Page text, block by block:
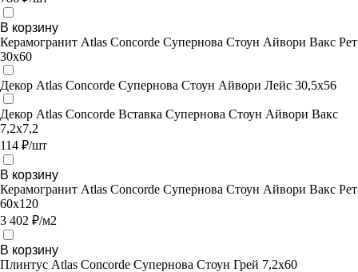
В корзину
Керамогранит Atlas Concorde Супернова Стоун Айвори Вакс Рет
30х60
Декор Atlas Concorde Супернова Стоун Айвори Лейс 30,5х56
Декор Atlas Concorde Вставка Супернова Стоун Айвори Вакс
7,2х7,2
114 ₽/шт
В корзину
Керамогранит Atlas Concorde Супернова Стоун Айвори Вакс Рет
60х120
3 402 ₽/м2
В корзину
Плинтус Atlas Concorde Супернова Стоун Грей 7,2х60